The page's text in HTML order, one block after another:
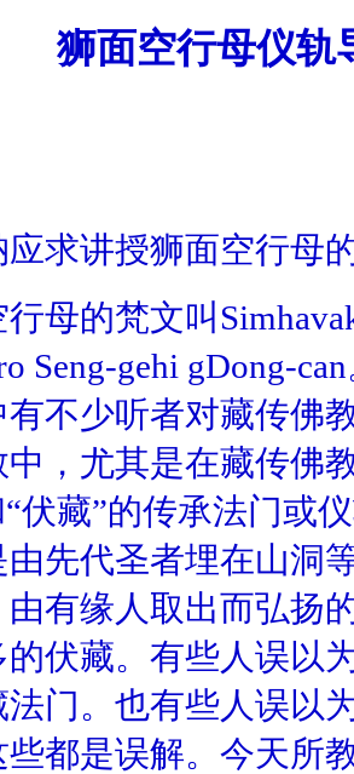
狮面空行母仪轨
讲授狮面空行母
母的梵文叫
Seng-gehi gDong-can
有不少听者对藏传佛
，尤其是在藏传佛
“伏藏”的传承法门或
先代圣者埋在山洞
有缘人取出而弘扬
的伏藏。有些人误以
门。也有些人误以
都是误解。今天所